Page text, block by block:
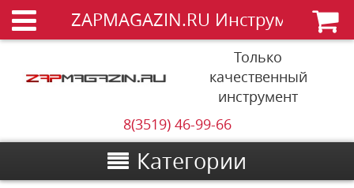
ZAPMAGAZIN.RU Инструменты
Только
качественный
инструмент
8(3519) 46-99-66
Категории